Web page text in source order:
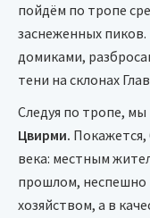
пойдём по тропе
заснеженных
домиками,
тени на склонах
Следуя по тропе,
Цвирми. Покажется,
века: местным
прошлом, неспешно
хозяйством, а в